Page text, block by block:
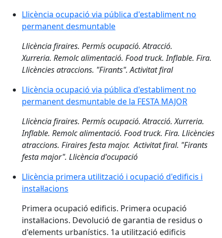
Llicència ocupació via pública d'establiment no
permanent desmuntable
Llicència firaires. Permís ocupació. Atracció.
Xurreria. Remolc alimentació. Food truck. Inflable. Fira.
Llicències atraccions. "Firants". Activitat firal
Llicència ocupació via pública d'establiment no
permanent desmuntable de la FESTA MAJOR
Llicència firaires. Permís ocupació. Atracció. Xurreria.
Inflable. Remolc alimentació. Food truck. Fira. Llicències
atraccions. Firaires festa major. Activitat firal. "Firants
festa major". Llicència d'ocupació
Llicència primera utilització i ocupació d'edificis i
instal·lacions
Primera ocupació edificis. Primera ocupació
instal·lacions. Devolució de garantia de residus o
d'elements urbanístics. 1a utilització edificis